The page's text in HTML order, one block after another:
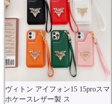
ヴィトン アイフォン15 15proスマ
ホケースレザー製 ス